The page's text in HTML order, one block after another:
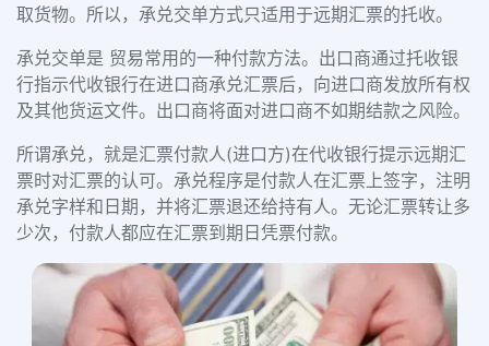
取货物。所以，承兑交单方式只适用于远期汇票的托收。
承兑交单是 贸易常用的一种付款方法。出口商通过托收银
行指示代收银行在进口商承兑汇票后，向进口商发放所有权
及其他货运文件。出口商将面对进口商不如期结款之风险。
所谓承兑，就是汇票付款人(进口方)在代收银行提示远期汇
票时对汇票的认可。承兑程序是付款人在汇票上签字，注明
承兑字样和日期，并将汇票退还给持有人。无论汇票转让多
少次，付款人都应在汇票到期日凭票付款。